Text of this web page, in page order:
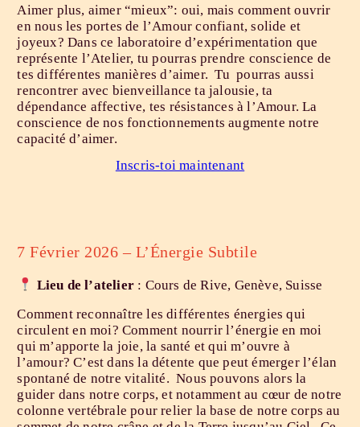
Aimer plus, aimer “mieux”: oui, mais comment ouvrir
en nous les portes de l’Amour confiant, solide et
joyeux? Dans ce laboratoire d’expérimentation que
représente l’Atelier, tu pourras prendre conscience de
tes différentes manières d’aimer. Tu pourras aussi
rencontrer avec bienveillance ta jalousie, ta
dépendance affective, tes résistances à l’Amour. La
conscience de nos fonctionnements augmente notre
capacité d’aimer.
Inscris-toi maintenant
7 Février 2026 – L’Énergie Subtile
Lieu de l’atelier: Cours de Rive, Genève, Suisse
Comment reconnaître les différentes énergies qui
circulent en moi? Comment nourrir l’énergie en moi
qui m’apporte la joie, la santé et qui m’ouvre à
l’amour? C’est dans la détente que peut émerger l’élan
spontané de notre vitalité. Nous pouvons alors la
guider dans notre corps, et notamment au cœur de notre
colonne vertébrale pour relier la base de notre corps au